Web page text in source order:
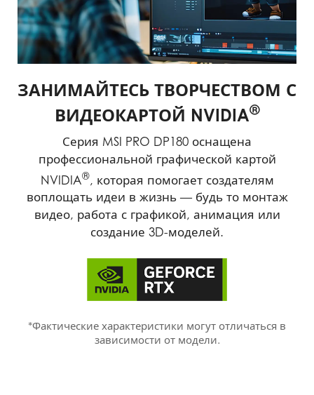
ЗАНИМАЙТЕСЬ ТВОРЧЕСТВОМ С
ВИДЕОКАРТОЙ NVIDIA®
Серия MSI PRO DP180 оснащена
профессиональной графической картой
NVIDIA®, которая помогает создателям
воплощать идеи в жизнь — будь то монтаж
видео, работа с графикой, анимация или
создание 3D-моделей.
*Фактические характеристики могут отличаться в
зависимости от модели.